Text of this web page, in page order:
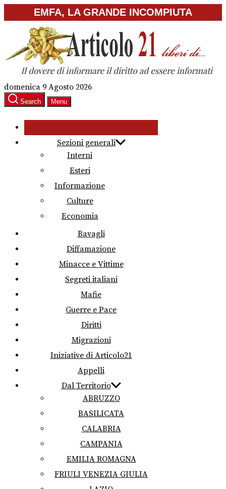
to
content
EMFA, LA GRANDE INCOMPIUTA
domenica 9 Agosto 2026
Search Menu
Sezioni generali
Interni
Esteri
Informazione
Culture
Economia
Bavagli
Diffamazione
Minacce e Vittime
Segreti italiani
Mafie
Guerre e Pace
Diritti
Migrazioni
Iniziative di Articolo21
Appelli
Dal Territorio
ABRUZZO
BASILICATA
CALABRIA
CAMPANIA
EMILIA ROMAGNA
FRIULI VENEZIA GIULIA